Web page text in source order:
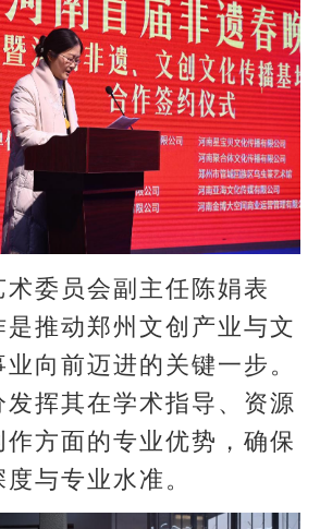
委员会副主任陈娟表
推动郑州文创产业与文
向前迈进的关键一步。
挥其在学术指导、资源
方面的专业优势，确保
与专业水准。